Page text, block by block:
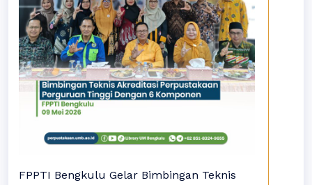
FPPTI Bengkulu Gelar Bimbingan Teknis